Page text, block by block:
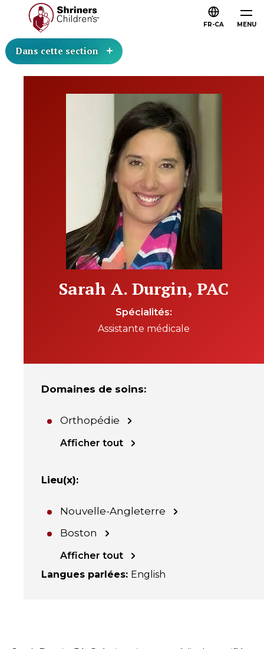
MENU
FR-CA
Dans cette section
Sarah A. Durgin, PAC
Spécialités
Assistante médicale
Domaines de soins:
Orthopédie
Afficher tout
Lieu(x):
Nouvelle-Angleterre
Boston
Afficher tout
Langues parlées: English